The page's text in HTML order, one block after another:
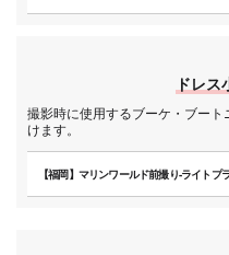
ドレ
撮影時に使用するブーケ・ブー
けます。
【福岡】マリンワールド前撮り-ライトプ